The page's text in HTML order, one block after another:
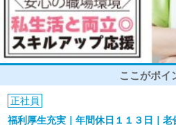
ここがポイ
正社員
福利厚生充実｜年間休日１１３日｜老